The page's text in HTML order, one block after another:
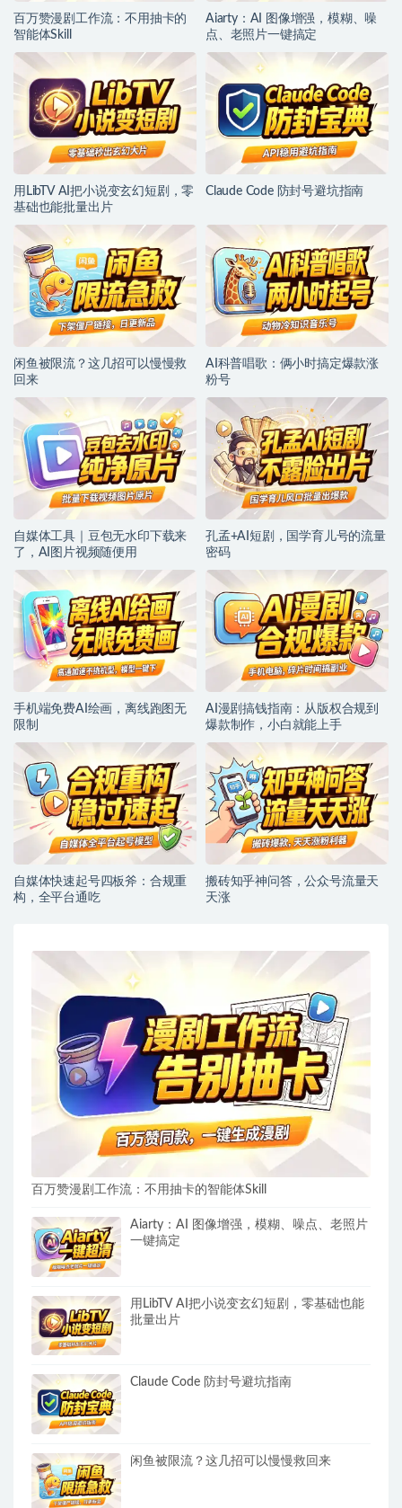
百万赞漫剧工作流：不用抽卡的
智能体Skill
Aiarty：AI 图像增强，模糊、噪
点、老照片一键搞定
用LibTV AI把小说变玄幻短剧，零
基础也能批量出片
Claude Code 防封号避坑指南
闲鱼被限流？这几招可以慢慢救
回来
AI科普唱歌：俩小时搞定爆款涨
粉号
自媒体工具｜豆包无水印下载来
了，AI图片视频随便用
孔孟+AI短剧，国学育儿号的流量
密码
手机端免费AI绘画，离线跑图无
限制
AI漫剧搞钱指南：从版权合规到
爆款制作，小白就能上手
自媒体快速起号四板斧：合规重
构，全平台通吃
搬砖知乎神问答，公众号流量天
天涨
百万赞漫剧工作流：不用抽卡的智能体Skill
Aiarty：AI 图像增强，模糊、噪点、老照片
一键搞定
用LibTV AI把小说变玄幻短剧，零基础也能
批量出片
Claude Code 防封号避坑指南
闲鱼被限流？这几招可以慢慢救回来